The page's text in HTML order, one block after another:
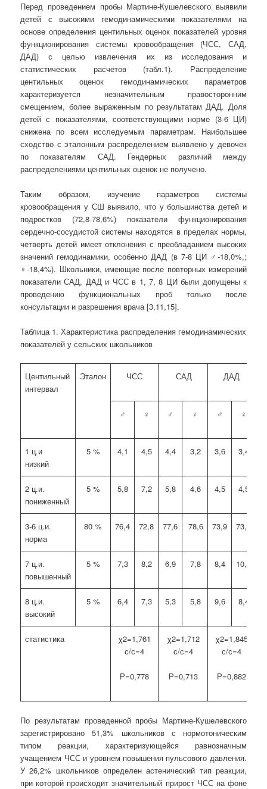
Перед проведением пробы Мартине-Кушелевского выявили
детей с высокими гемодинамическими показателями на
основе определения центильных оценок показателей уровня
функционирования системы кровообращения (ЧСС, САД,
ДАД) с целью извлечения их из исследования и
статистических расчетов (табл.1). Распределение
центильных оценок гемодинамических параметров
характеризуется незначительным правосторонним
смещением, более выраженным по результатам ДАД. Доля
детей с показателями, соответствующими норме (3-6 ЦИ)
снижена по всем исследуемым параметрам. Наибольшее
сходство с эталонным распределением выявлено у девочек
по показателям САД. Гендерных различий между
распределениями центильных оценок не получено.
Таким образом, изучение параметров системы
кровообращения у СШ выявило, что у большинства детей и
подростков (72,8-78,6%) показатели функционирования
сердечно-сосудистой системы находятся в пределах нормы,
четверть детей имеет отклонения с преобладанием высоких
значений гемодинамики, особенно ДАД (в 7-8 ЦИ ♂-18,0%,;
♀-18,4%). Школьники, имеющие после повторных измерений
показатели САД, ДАД и ЧСС в 1, 7, 8 ЦИ были допущены к
проведению функциональных проб только после
консультации и разрешения врача [3,11,15].
Таблица 1.Характеристика распределения гемодинамических
показателейу сельских школьников
Центильный
интервал
Эталон ЧСС САД ДАД
♂ ♀ ♂ ♀ ♂ ♀
1 ц.и
низкий
5 % 4,1 4,5 4,4 3,2 3,6 3,4
2 ц.и.
пониженный
5 % 5,8 7,2 5,8 4,6 4,5 4,5
3-6 ц.и.
норма
80 % 76,4 72,8 77,6 78,6 73,9 73,7
7 ц.и.
повышенный
5 % 7,3 8,2 6,9 7,8 8,4 10,0
8 ц.и.
высокий
5 % 6,4 7,3 5,3 5,8 9,6 8,4
статистика
χ2=1,761
с/с=4
Р=0,778
χ2=1,712
с/с=4
Р=0,713
χ2=1,845
с/с=4
Р=0,882
По результатам проведенной пробы Мартине-Кушелевского
зарегистрировано 51,3% школьников с нормотоническим
типом реакции, характеризующейся равнозначным
учащением ЧСС и уровнем повышения пульсового давления.
У 26,2% школьников определен астенический тип реакции,
при которой происходит значительный прирост ЧСС на фоне